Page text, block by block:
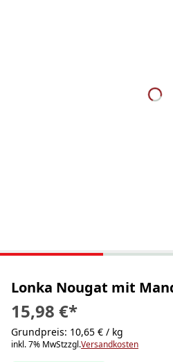
Lonka Nougat mit
15,98 €*
Grundpreis: 10,65 € / kg
inkl. 7% MwStzzgl.Versandkosten